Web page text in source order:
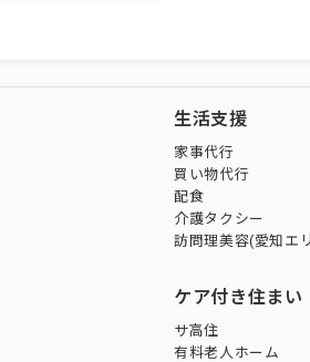
生活支援
家事代行
買い物代行
配食
介護タクシー
訪問理美容(愛知エ
ケア付き住まい
サ高住
有料老人ホーム